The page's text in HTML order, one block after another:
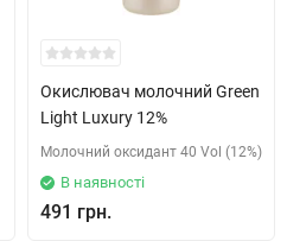
Окислювач молочний Green
Light Luxury 12%
Молочний оксидант 40 Vol (12%)
В наявності
491 грн.